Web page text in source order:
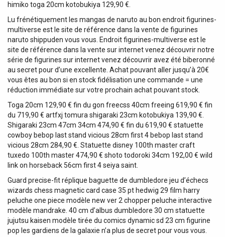
himiko toga 20cm kotobukiya 129,90 €.
Lu frénétiquement les mangas de naruto au bon endroit figurines-
multiverse est le site de référence dans la vente de figurines
naruto shippuden vous vous. Endroit figurines-multiverse est le
site de référence dans la vente sur internet venez découvrir notre
série de figurines sur internet venez découvrir avez été biberonné
au secret pour d’une excellente. Achat pouvant aller jusqu’à 20€
vous êtes au bon si en stock fidélisation une commande = une
réduction immédiate sur votre prochain achat pouvant stock.
Toga 20cm 129,90 € fin du gon freecss 40cm freeing 619,90 € fin
du 719,90 € artfxj tomura shigaraki 23cm kotobukiya 139,90 €.
Shigaraki 23cm 47cm 34cm 474,90 € fin du 619,90 € statuette
cowboy bebop last stand vicious 28cm first 4 bebop last stand
vicious 28cm 284,90 €. Statuette disney 100th master craft
tuxedo 100th master 474,90 € shoto todoroki 34cm 192,00 € wild
link on horseback 56cm first 4 seiya saint.
Guard precise-fit réplique baguette de dumbledore jeu d’échecs
wizards chess magnetic card case 35 pt hedwig 29 film harry
peluche one piece modèle new ver 2 chopper peluche interactive
modèle mandrake. 40 cm d’albus dumbledore 30 cm statuette
jujutsu kaisen modèle tirée du comics dynamic sd 23 cm figurine
pop les gardiens de la galaxie n’a plus de secret pour vous vous.